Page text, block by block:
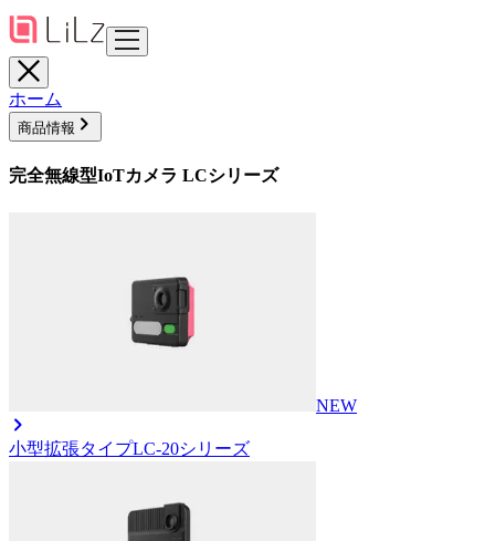
ホーム
商品情報
完全無線型IoTカメラ LCシリーズ
NEW
小型拡張タイプLC-20シリーズ